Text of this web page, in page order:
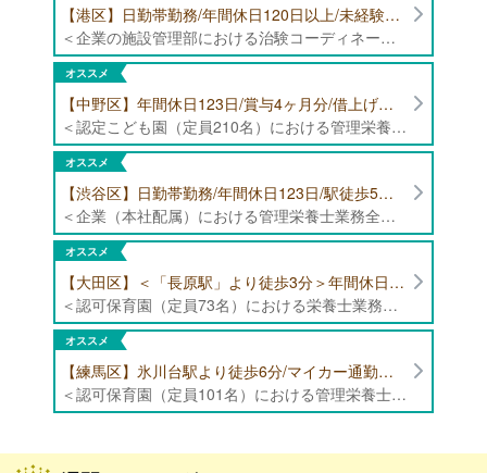
【港区】日勤帯勤務/年間休日120日以上/未経験者歓迎/健康食品の臨床試験に携わる管理栄養士・栄養士の治験コーディネーター募集！
＜企業の施設管理部における治験コーディネーター業務全般＞ ・健康食品の臨床試験に伴う指導 ・スケジュール調整等の被験者管理 ・データ収集、書類作成 ・医療機関にて被験者への説明や誘導 ・栄養指導、栄養計算
オススメ
【中野区】年間休日123日/賞与4ヶ月分/借上げ住宅制度あり 認定こども園（定員210名）にて管理栄養士・栄養士募集！
＜認定こども園（定員210名）における管理栄養士・栄養士業務全般＞ ・管理栄養士、栄養士業務全般
オススメ
【渋谷区】日勤帯勤務/年間休日123日/駅徒歩5分/企業（本社配属）にて管理栄養士募集！
＜企業（本社配属）における管理栄養士業務全般＞ ・本社および在宅（週1日程度）で、運営・受託する保育園（約50箇所）の管理栄養士・マネジメント業務全般 ・調理指導、育成 ・調理代行※欠員時 ・衛生管理 ・献立作成 ・食材発注 ・園長、調理スタッフとの給食会議 ・クライアント企業との給食会議（食育等の企画提案） ・採用業務（面接・施設見学同行）など ・担当保育園の定期巡回（直行やオンライン対応あり） ※23区内の認可保育園や、事業所内保育園（市川市、古河市、厚木市・追浜等）
オススメ
【大田区】＜「長原駅」より徒歩3分＞年間休日120日以上/最大10連休取得可能/日勤帯勤務のみ 認可保育園（定員73名）にて、栄養士の募集！
＜認可保育園（定員73名）における栄養士業務全般＞ ・調理（朝おやつ・給食・おやつ・補食） ・盛付け、片づけ ・食育、保育室への給食ラウンド、事務業務 ・調理室のお掃除、備蓄の確認、発注など ※定員:73名(0歳児6名、1歳歳児10名、2歳児12名、3歳-5歳児各15名)
オススメ
【練馬区】氷川台駅より徒歩6分/マイカー通勤可能/年間休日120日/賞与高水準 認可保育園（定員101名）にて管理栄養士・栄養士・調理師募集！
＜認可保育園（定員101名）における管理栄養士・栄養士・調理師業務全般＞ ・調理業務全般 ・離乳食、アレルギー除去食対応 ・食育活動